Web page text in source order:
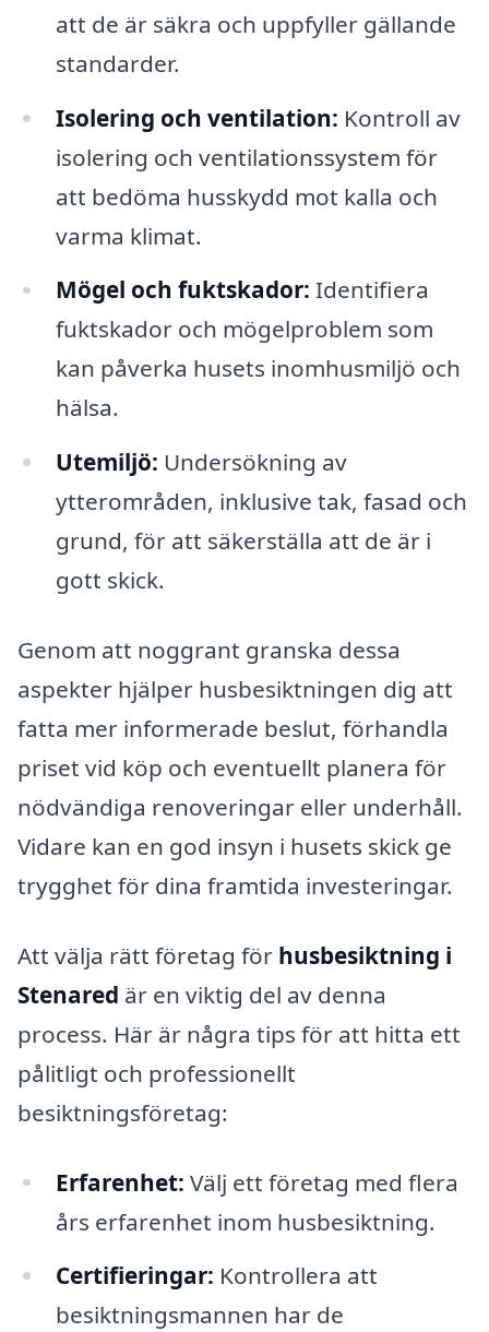
att de är säkra och uppfyller gällande
standarder.
Isolering och ventilation: Kontroll av
isolering och ventilationssystem för
att bedöma husskydd mot kalla och
varma klimat.
Mögel och fuktskador: Identifiera
fuktskador och mögelproblem som
kan påverka husets inomhusmiljö och
hälsa.
Utemiljö: Undersökning av
ytterområden, inklusive tak, fasad och
grund, för att säkerställa att de är i
gott skick.
Genom att noggrant granska dessa
aspekter hjälper husbesiktningen dig att
fatta mer informerade beslut, förhandla
priset vid köp och eventuellt planera för
nödvändiga renoveringar eller underhåll.
Vidare kan en god insyn i husets skick ge
trygghet för dina framtida investeringar.
Att välja rätt företag för husbesiktning i
Stenared är en viktig del av denna
process. Här är några tips för att hitta ett
pålitligt och professionellt
besiktningsföretag:
Erfarenhet: Välj ett företag med flera
års erfarenhet inom husbesiktning.
Certifieringar: Kontrollera att
besiktningsmannen har de